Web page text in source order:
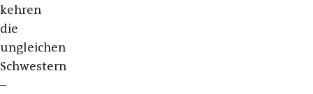
kehren
die
ungleichen
Schwestern
–